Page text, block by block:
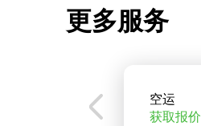
更多服务
空运
获取报价